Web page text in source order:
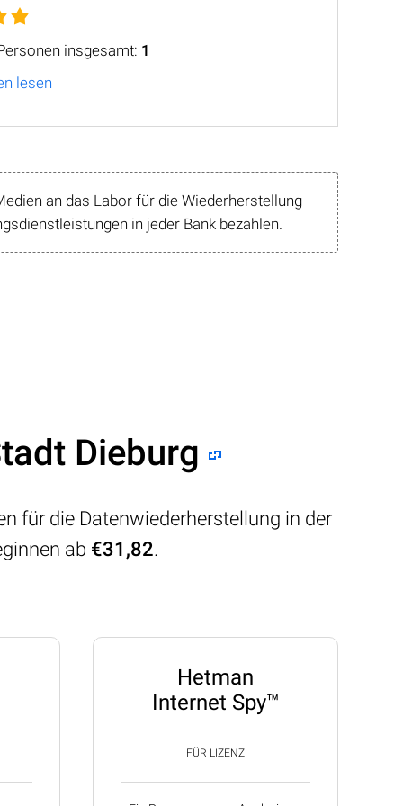
insgesamt: 1
lesen
an das Labor für die Wiederherstellung
in jeder Bank bezahlen.
Dieburg
für die Datenwiederherstellung in der
ab €31,82.
Hetman
Internet Spy™
FÜR LIZENZ